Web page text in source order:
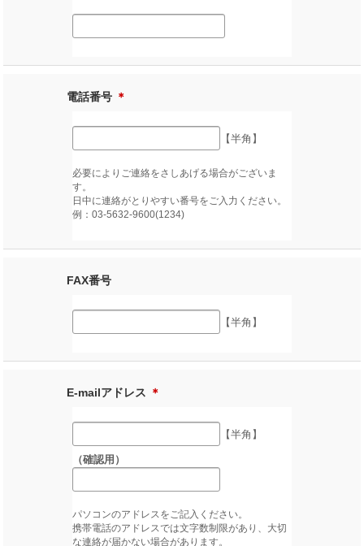
電話番号 ＊
【半角】
必要によりご連絡をさしあげる場合がございま
す。
日中に連絡がとりやすい番号をご入力ください。
例：03-5632-9600(1234)
FAX番号
【半角】
E-mailアドレス ＊
【半角】
（確認用）
パソコンのアドレスをご記入ください。
携帯電話のアドレスでは文字数制限があり、大切
な連絡が届かない場合があります。